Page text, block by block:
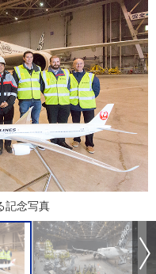
記念写真